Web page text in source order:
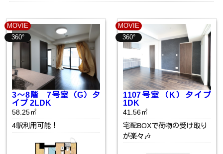
MOVIE
360°
3～8階 7号室（G）タ
イプ 2LDK
58.25㎡
4駅利用可能！
MOVIE
360°
1107号室（K）タイプ
1DK
41.56㎡
宅配BOXで荷物の受け取り
が楽々🎶